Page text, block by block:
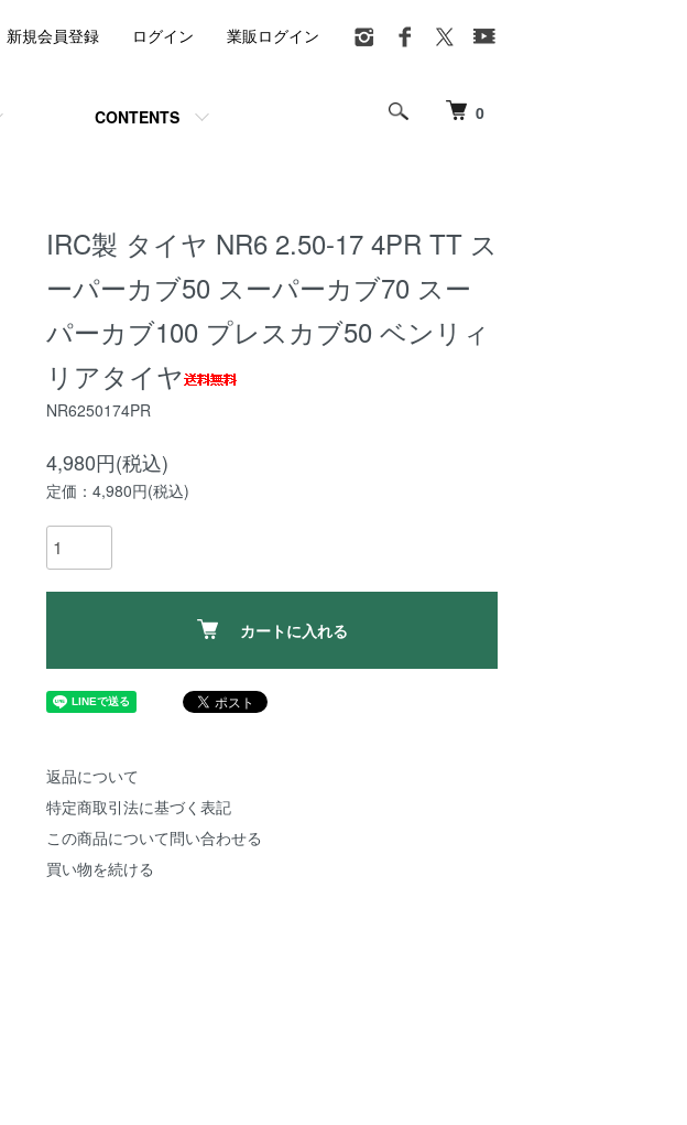
0
CONTENTS
新規会員登録 ログイン 業販ログイン
IRC製 タイヤ NR6 2.50-17 4PR TT ス
ーパーカブ50 スーパーカブ70 スー
パーカブ100 プレスカブ50 ベンリィ
リアタイヤ
NR6250174PR
4,980円(税込)
定価：4,980円(税込)
カートに入れる
返品について
特定商取引法に基づく表記
この商品について問い合わせる
買い物を続ける